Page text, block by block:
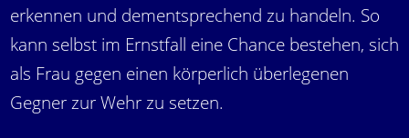
erkennen und dementsprechend zu handeln. So
kann selbst im Ernstfall eine Chance bestehen, sich
als Frau gegen einen körperlich überlegenen
Gegner zur Wehr zu setzen.